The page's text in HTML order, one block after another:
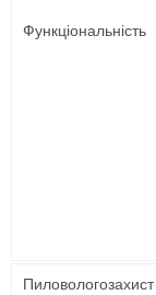
Функціональність
Пиловологозахист